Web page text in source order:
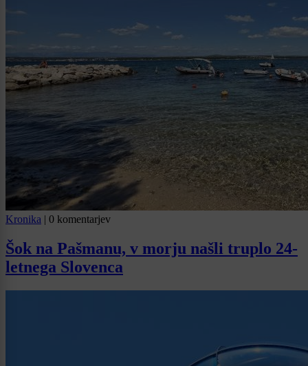
Kronika | 0 komentarjev
Šok na Pašmanu, v morju našli truplo 24-
letnega Slovenca